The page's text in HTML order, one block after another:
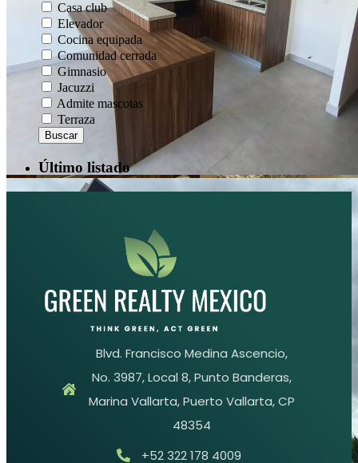
Casa club
Elevador
Cocina equipada
Comunidad cerrada
Gimnasio
Jacuzzi
Admite mascotas
Terraza
Buscar
Último listado
Blvd. Francisco Medina Ascencio,
No. 3987, Local 8, Punto Banderas,
Marina Vallarta, Puerto Vallarta, CP
48354
+52 322 178 4009